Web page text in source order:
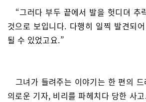
“그러다 부두 끝에서 발을 헛디뎌 추
것으로 보입니다. 다행히 일찍 발견되
될 수 있었고요.”
그녀가 들려주는 이야기는 한 편의
의로운 기자, 비리를 파헤치다 당한 사